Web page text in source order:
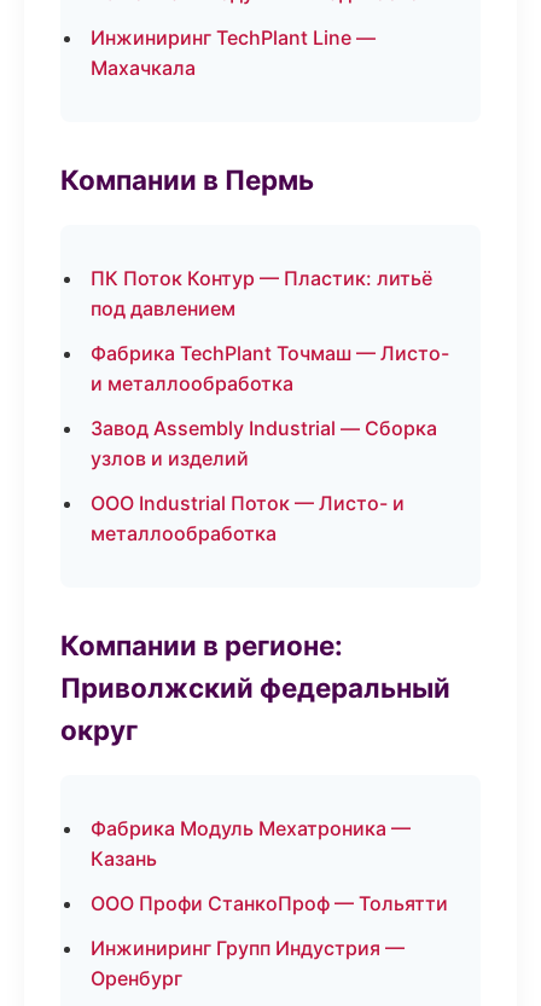
Инжиниринг TechPlant Line —
Махачкала
Компании в Пермь
ПК Поток Контур — Пластик: литьё
под давлением
Фабрика TechPlant Точмаш — Листо-
и металлообработка
Завод Assembly Industrial — Сборка
узлов и изделий
ООО Industrial Поток — Листо- и
металлообработка
Компании в регионе:
Приволжский федеральный
округ
Фабрика Модуль Мехатроника —
Казань
ООО Профи СтанкоПроф — Тольятти
Инжиниринг Групп Индустрия —
Оренбург